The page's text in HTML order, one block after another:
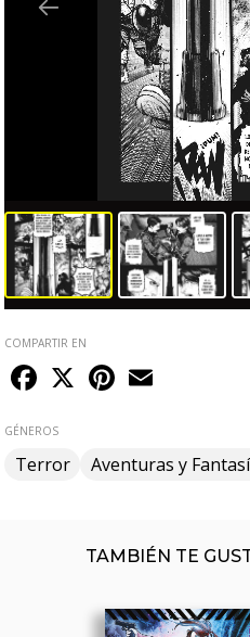
COMPARTIR EN
Facebook
X Pinterest
GÉNEROS
Terror Aventuras y
TAMBIÉN TE